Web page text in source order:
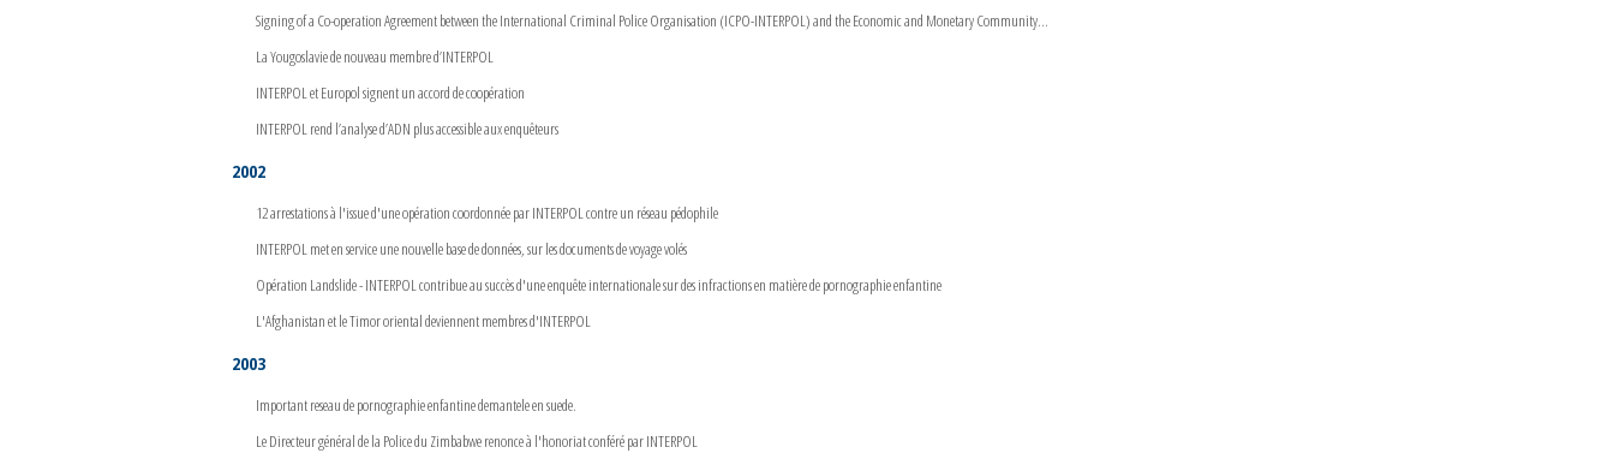
Signing of a Co-operation Agreement between the International Criminal Police Organisation (ICPO-INTERPOL) and the Economic and Monetary Community...
La Yougoslavie de nouveau membre d’INTERPOL
INTERPOL et Europol signent un accord de coopération
INTERPOL rend l’analyse d’ADN plus accessible aux enquêteurs
2002
12 arrestations à l'issue d'une opération coordonnée par INTERPOL contre un réseau pédophile
INTERPOL met en service une nouvelle base de données, sur les documents de voyage volés
Opération Landslide - INTERPOL contribue au succès d'une enquête internationale sur des infractions en matière de pornographie enfantine
L'Afghanistan et le Timor oriental deviennent membres d'INTERPOL
2003
Important reseau de pornographie enfantine demantele en suede.
Le Directeur général de la Police du Zimbabwe renonce à l'honoriat conféré par INTERPOL